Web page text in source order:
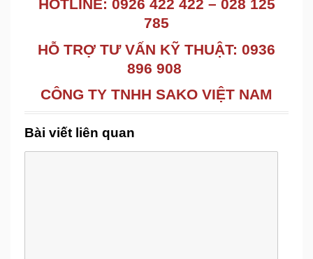
HOTLINE: 0926 422 422 – 028 125
785
HỖ TRỢ TƯ VẤN KỸ THUẬT: 0936
896 908
CÔNG TY TNHH SAKO VIỆT NAM
Bài viết liên quan